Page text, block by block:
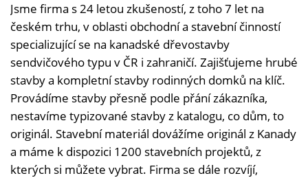
Jsme firma s 24 letou zkušeností, z toho 7 let na
českém trhu, v oblasti obchodní a stavební činností
specializující se na kanadské dřevostavby
sendvičového typu v ČR i zahraničí. Zajišťujeme hrubé
stavby a kompletní stavby rodinných domků na klíč.
Provádíme stavby přesně podle přání zákazníka,
nestavíme typizované stavby z katalogu, co dům, to
originál. Stavební materiál dovážíme originál z Kanady
a máme k dispozici 1200 stavebních projektů, z
kterých si můžete vybrat. Firma se dále rozvíjí,